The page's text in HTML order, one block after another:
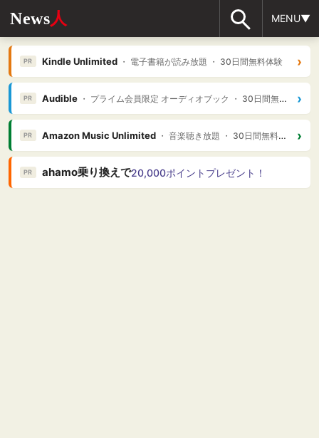
News人 MENU▼
PR Kindle Unlimited・ 電子書籍が読み放題 ・ 30日間無料体験 ›
PR Audible・ プライム会員限定 オーディオブック ・ 30日間無料体験 ›
PR Amazon Music Unlimited・ 音楽聴き放題 ・ 30日間無料体験 ›
PR ahamo乗り換えで20,000ポイントプレゼント！